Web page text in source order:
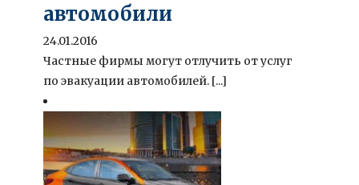
автомобили
24.01.2016
Частные фирмы могут отлучить от услуг
по эвакуации автомобилей. [...]